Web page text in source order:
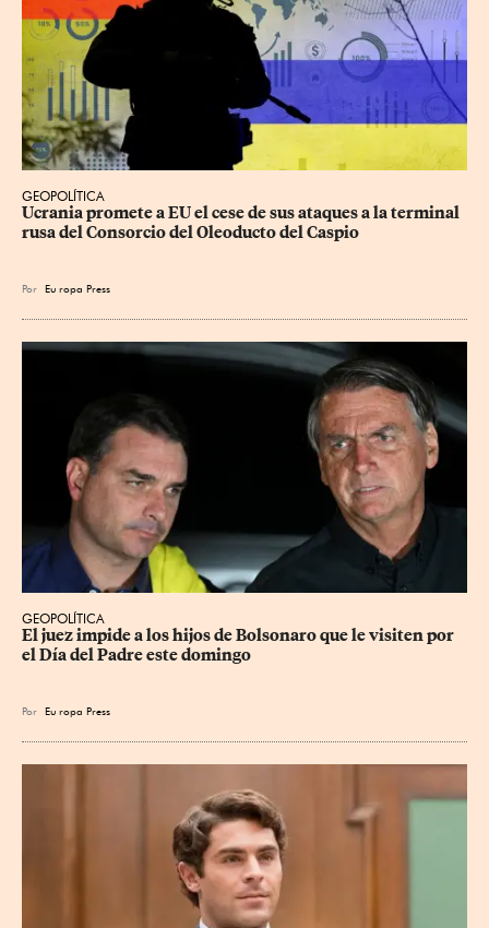
GEOPOLÍTICA
Ucrania promete a EU el cese de sus ataques a la terminal
rusa del Consorcio del Oleoducto del Caspio
Por Eu ropa Press
GEOPOLÍTICA
El juez impide a los hijos de Bolsonaro que le visiten por
el Día del Padre este domingo
Por Eu ropa Press